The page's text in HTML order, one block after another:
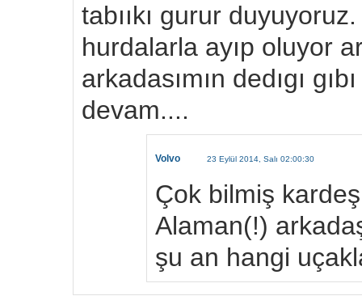
tabııkı gurur
hurdalarla ayıp oluyor
arkadasımın dedıgı
devam....
Volvo 23 Eylül 2014, Salı 02:00:30
Çok bilmiş
Alaman(!)
şu an hangi